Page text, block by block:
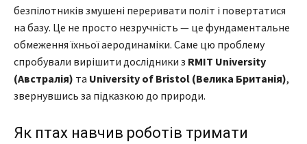
безпілотників змушені переривати політ і повертатися
на базу. Це не просто незручність — це фундаментальне
обмеження їхньої аеродинаміки. Саме цю проблему
спробували вирішити дослідники з RMIT University
(Австралія) та University of Bristol (Велика Британія),
звернувшись за підказкою до природи.
Як птах навчив роботів тримати